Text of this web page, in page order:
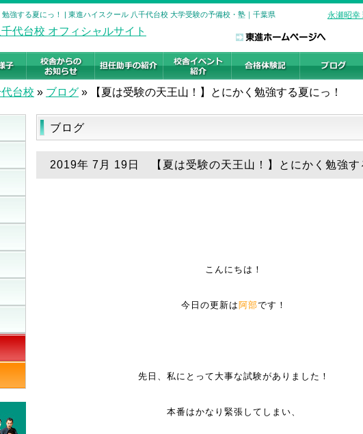
勉強する夏にっ！ | 東進ハイスクール 八千代台校 大学受験の予備校・塾｜千葉県 永瀬昭幸
台校 » ブログ » 【夏は受験の天王山！】とにかく勉強する夏にっ！
ブログ
2019年 7月 19日 【夏は受験の天王山！】とにかく勉強す
こんにちは！
今日の更新は 阿部です！
先日、私にとって大事な試験がありました！
本番はかなり緊張してしまい、